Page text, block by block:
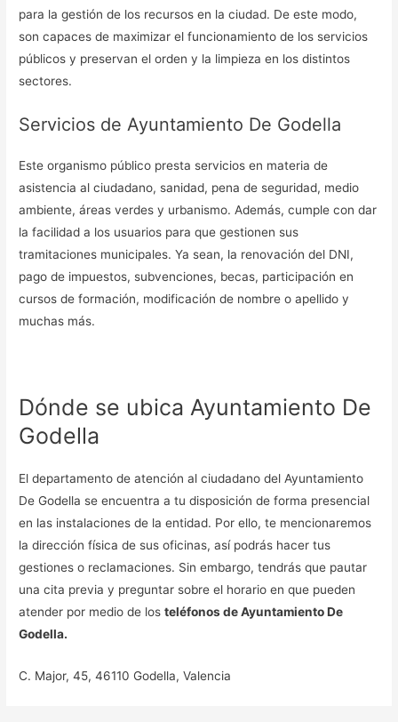
para la gestión de los recursos en la ciudad. De este modo,
son capaces de maximizar el funcionamiento de los servicios
públicos y preservan el orden y la limpieza en los distintos
sectores.
Servicios de Ayuntamiento De Godella
Este organismo público presta servicios en materia de
asistencia al ciudadano, sanidad, pena de seguridad, medio
ambiente, áreas verdes y urbanismo. Además, cumple con dar
la facilidad a los usuarios para que gestionen sus
tramitaciones municipales. Ya sean, la renovación del DNI,
pago de impuestos, subvenciones, becas, participación en
cursos de formación, modificación de nombre o apellido y
muchas más.
Dónde se ubica Ayuntamiento De
Godella
El departamento de atención al ciudadano del Ayuntamiento
De Godella se encuentra a tu disposición de forma presencial
en las instalaciones de la entidad. Por ello, te mencionaremos
la dirección física de sus oficinas, así podrás hacer tus
gestiones o reclamaciones. Sin embargo, tendrás que pautar
una cita previa y preguntar sobre el horario en que pueden
atender por medio de losteléfonos de Ayuntamiento De
Godella.
C. Major, 45, 46110 Godella, Valencia